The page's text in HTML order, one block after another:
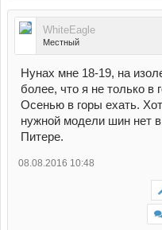
WhiteEagle
Местный
Нунах мне 18-19, на
более, что я не только в
Осенью в горы ехать.
нужной модели шин нет
Питере.
08.08.2016 10:48